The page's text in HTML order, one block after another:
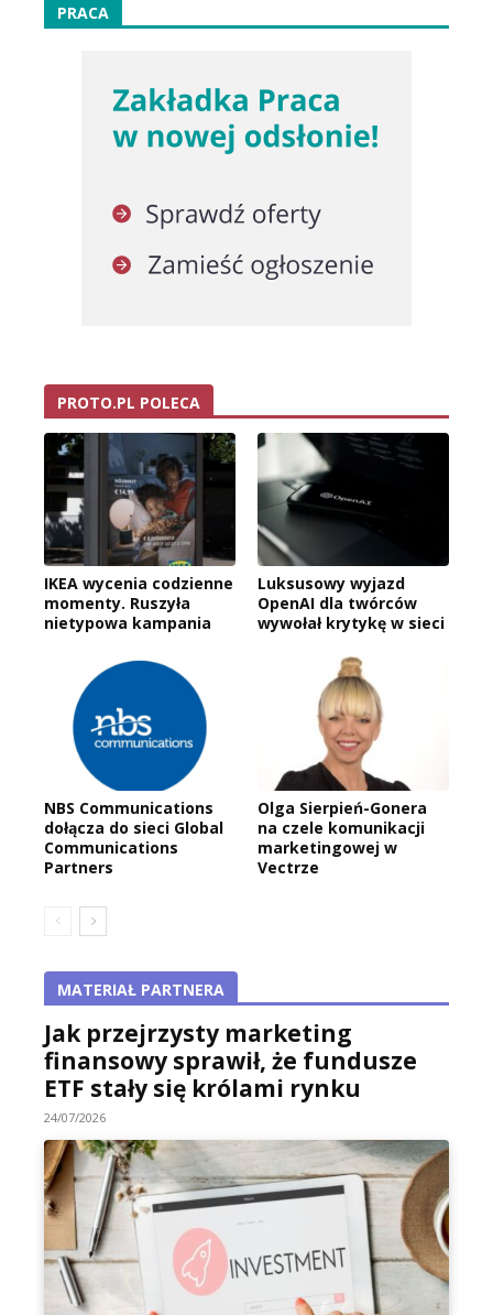
PRACA
PROTO.PL POLECA
IKEA wycenia codzienne
momenty. Ruszyła
nietypowa kampania
Luksusowy wyjazd
OpenAI dla twórców
wywołał krytykę w sieci
NBS Communications
dołącza do sieci Global
Communications
Partners
Olga Sierpień-Gonera
na czele komunikacji
marketingowej w
Vectrze
MATERIAŁ PARTNERA
Jak przejrzysty marketing
finansowy sprawił, że fundusze
ETF stały się królami rynku
24/07/2026